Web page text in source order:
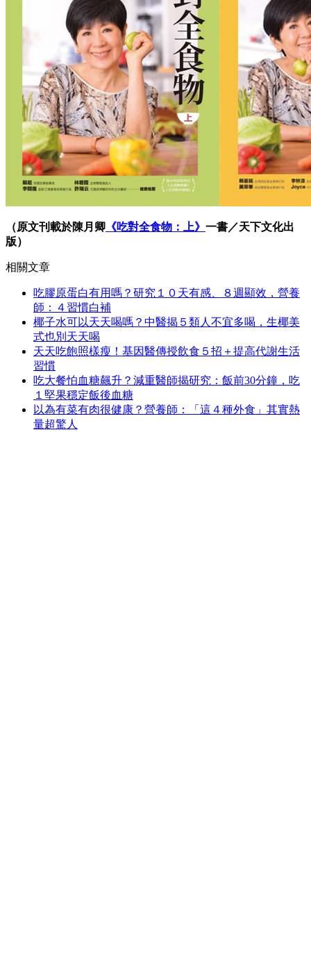
（原文刊載於陳月卿 《吃對全食物：上》 一書／天下文化出
版）
相關文章
吃膠原蛋白有用嗎？研究１０天有感、８週顯效，營養
師：４習慣白補
椰子水可以天天喝嗎？中醫揭５類人不宜多喝，生椰美
式也別天天喝
天天吃飽照樣瘦！基因醫傳授飲食５招＋提高代謝生活
習慣
吃大餐怕血糖飆升？減重醫師揭研究：飯前30分鐘，吃
１堅果穩定飯後血糖
以為有菜有肉很健康？營養師：「這４種外食」其實熱
量超驚人